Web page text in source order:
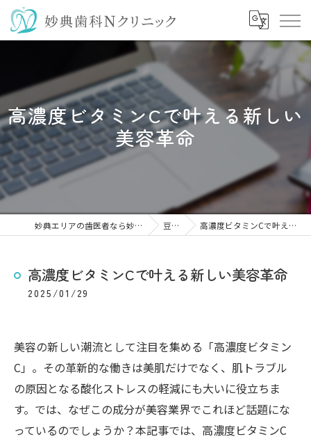
高濃度ビタミンCで叶える新しい
美容革命
妙典エリアの歯医者なら妙典歯科Nクリニック 豆知識 高濃度ビタミンCで叶える新しい美容革命
高濃度ビタミンCで叶える新しい美容革命
2025/01/29
美容の新しい潮流として注目を集める「高濃度ビタミン
C」。その革新的な働きは美肌だけでなく、肌トラブル
の原因となる酸化ストレスの軽減にも大いに役立ちま
す。では、なぜこの成分が美容業界でこれほど話題にな
っているのでしょうか？本記事では、高濃度ビタミンC